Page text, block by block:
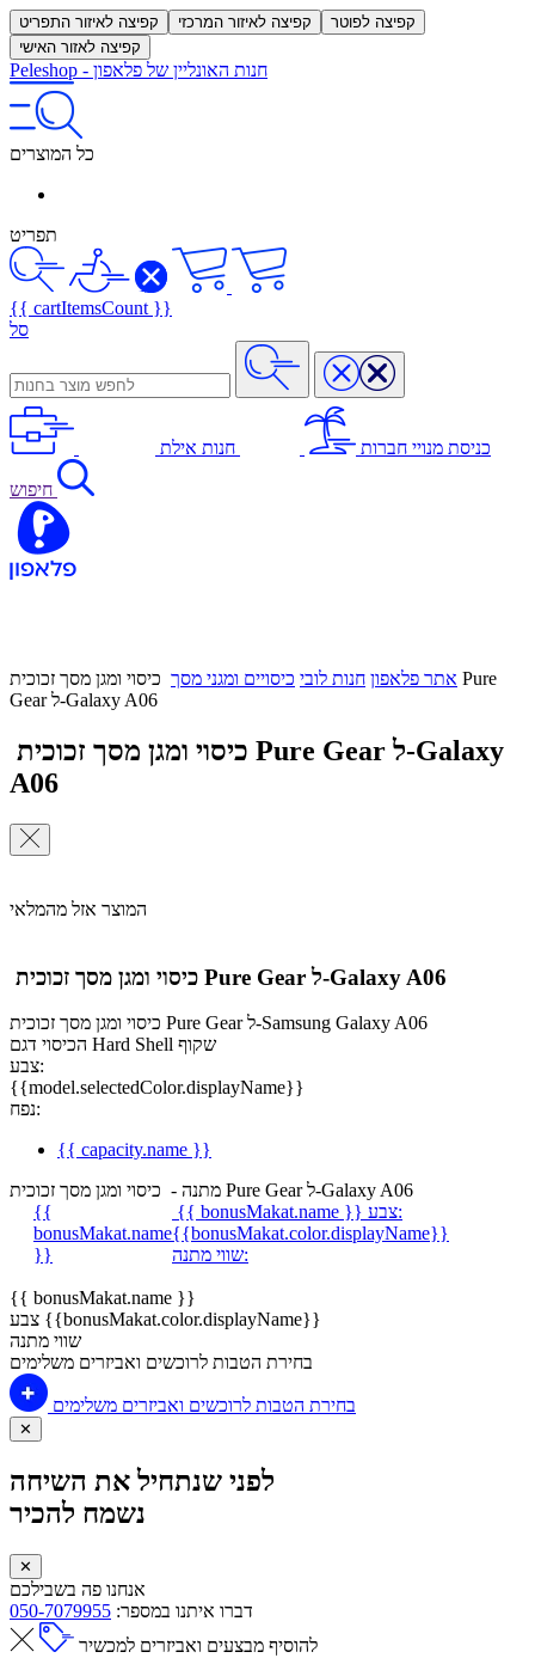
קפיצה לאיזור התפריט קפיצה לאיזור המרכזי
קפיצה לפוטר
קפיצה לאזור האישי
Peleshop - חנות האונליין של פלאפון
כל המוצרים
תפריט
{{ cartItemsCount }}
סל
כניסת מנויי חברות חנות אילת
חיפוש
אתר פלאפון חנות לובי כיסויים ומגני מסך כיסוי ומגן מסך זכוכית Pure
Gear ל-Galaxy A06
A06
המוצר אזל מהמלאי
כיסוי ומגן מסך זכוכית Pure Gear ל-Galaxy A06
כיסוי ומגן מסך זכוכית Pure Gear ל-Samsung Galaxy A06
הכיסוי דגם Hard Shell שקוף
צבע:
{{model.selectedColor.displayName}}
נפח:
{{ capacity.name }}
מתנה - כיסוי ומגן מסך זכוכית Pure Gear ל-Galaxy A06
{{
bonusMakat.name
}}
{{ bonusMakat.name }}
צבע:
{{bonusMakat.color.displayName}}
שווי מתנה:
{{ bonusMakat.name }}
צבע {{bonusMakat.color.displayName}}
שווי מתנה
בחירת הטבות לרוכשים ואביזרים משלימים
בחירת הטבות לרוכשים ואביזרים משלימים
✕
לפני שנתחיל את השיחה
נשמח להכיר
✕
אנחנו פה בשבילכם
דברו איתנו במספר: 050-7079955
להוסיף מבצעים ואביזרים למכשיר